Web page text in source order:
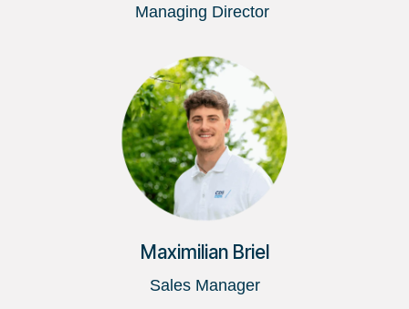
Managing Director
Maximilian Briel
Sales Manager